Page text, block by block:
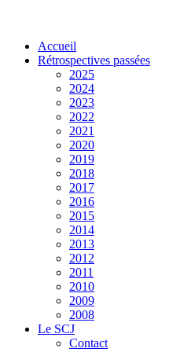
Accueil
Rétrospectives passées
2025
2024
2023
2022
2021
2020
2019
2018
2017
2016
2015
2014
2013
2012
2011
2010
2009
2008
Le SCJ
Contact